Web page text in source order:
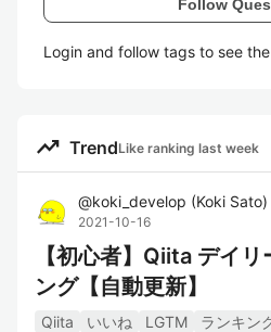
Follow
Login and follow tags to see
trending_up TrendLike ranking last week
@koki_develop (Koki Sato)
2021-10-16
【初心者】Qiita デイ
ング【自動更新】
Qiita いいね LGTM ランキン